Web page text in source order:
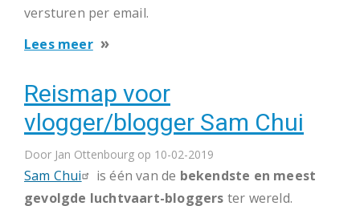
versturen per email.
Lees meerover
programmatie
voor
De
Gouden
Schaar
Reismap voor
vlogger/blogger Sam Chui
Door Jan Ottenbourg op 10-02-2019
Sam Chui is één van de bekendste en meest
gevolgde luchtvaart-bloggers ter wereld.